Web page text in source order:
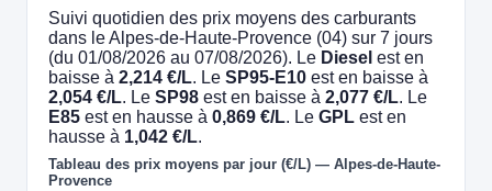
Suivi quotidien des prix moyens des carburants
dans le Alpes-de-Haute-Provence (04) sur 7 jours
(du 01/08/2026 au 07/08/2026). Le Diesel est en
baisse à2,214 €/L. LeSP95-E10 est en baisse à
2,054 €/L. LeSP98 est en baisse à2,077 €/L. Le
E85 est en hausse à0,869 €/L. LeGPL est en
hausse à 1,042 €/L.
Tableau des prix moyens par jour (€/L) — Alpes-de-Haute-
Provence